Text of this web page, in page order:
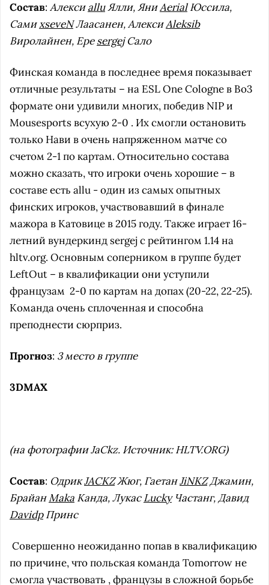
Сoстав: АлексиalluЯлли, ЯниAerialЮссила,
СамиxseveNЛаасанен, АлексиAleksib
Виролайнен, ЕреsergejСало
Финская команда в последнее время показывает
отличные результаты – на ESL One Cologne в Bo3
формате они удивили многих, победив NIP и
Mousesports всухую 2-0 . Их смогли остановить
только Нави в очень напряженном матче со
счетом 2-1 по картам. Относительно состава
можно сказать, что игроки очень хорошие – в
составе есть allu - один из самых опытных
финских игроков, участвовавший в финале
мажора в Катовице в 2015 году. Также играет 16-
летний вундеркинд sergej c рейтингом 1.14 на
hltv.org. Основным соперником в группе будет
LeftOut – в квалификации они уступили
французам 2-0 по картам на допах (20-22, 22-25).
Команда очень сплоченная и способна
преподнести сюрприз.
Прогноз: 3 место в группе
3DMAX
(на фотографии JaCkz. Источник: HLTV.ORG)
Состав: ОдрикJACKZЖюг, ГаетанJiNKZДжамин,
БрайанMaka Канда, ЛукасLuckyЧастанг, Давид
DavidpПринс
Совершенно неожиданно попав в квалификацию
по причине, что польская команда Tomorrow не
смогла участвовать , французы в сложной борьбе